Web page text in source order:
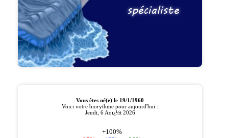
spécialiste